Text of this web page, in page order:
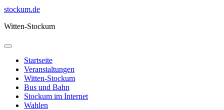
stockum.de
Witten-Stockum
Startseite
Veranstaltungen
Witten-Stockum
Bus und Bahn
Stockum im Internet
Wahlen